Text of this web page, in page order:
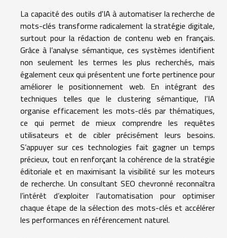
La capacité des outils d'IA à automatiser la recherche de
mots-clés transforme radicalement la stratégie digitale,
surtout pour la rédaction de contenu web en français.
Grâce à l’analyse sémantique, ces systèmes identifient
non seulement les termes les plus recherchés, mais
également ceux qui présentent une forte pertinence pour
améliorer le positionnement web. En intégrant des
techniques telles que le clustering sémantique, l’IA
organise efficacement les mots-clés par thématiques,
ce qui permet de mieux comprendre les requêtes
utilisateurs et de cibler précisément leurs besoins.
S’appuyer sur ces technologies fait gagner un temps
précieux, tout en renforçant la cohérence de la stratégie
éditoriale et en maximisant la visibilité sur les moteurs
de recherche. Un consultant SEO chevronné reconnaîtra
l’intérêt d’exploiter l’automatisation pour optimiser
chaque étape de la sélection des mots-clés et accélérer
les performances en référencement naturel.